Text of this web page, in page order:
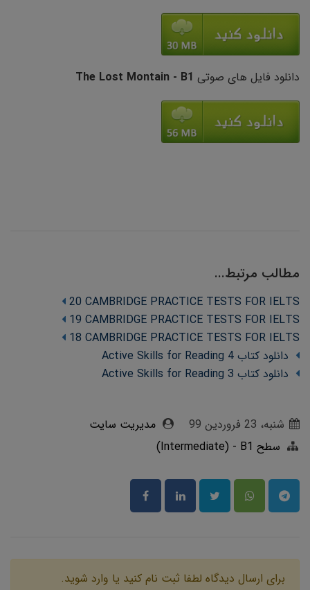
دانلود فایل های صوتی The Lost Montain - B1
مطالب مرتبط...
20 CAMBRIDGE PRACTICE TESTS FOR IELTS
19 CAMBRIDGE PRACTICE TESTS FOR IELTS
18 CAMBRIDGE PRACTICE TESTS FOR IELTS
دانلود کتاب Active Skills for Reading 4
دانلود کتاب Active Skills for Reading 3
شنبه، 23 فروردین 99
مدیریت سایت
سطح Intermediate) - B1)
برای ارسال دیدگاه لطفا ثبت نام کنید یا وارد شوید.